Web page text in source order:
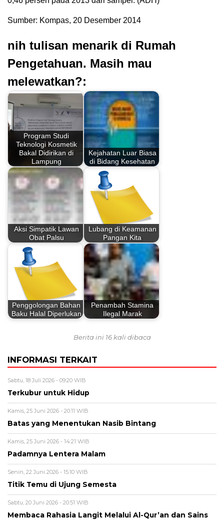
Sumber: Kompas, 20 Desember 2014
nih tulisan menarik di Rumah
Pengetahuan. Masih mau
melewatkan?:
Program Studi
Teknologi Kosmetik
Bakal Didirikan di
Lampung
Kejahatan Luar Biasa
di Bidang Kesehatan
Aksi Simpatik Lawan
Obat Palsu
Lubang di Keamanan
Pangan Kita
Penggolongan Bahan
Baku Halal Diperlukan
Penambah Stamina
Ilegal Marak
Berita ini 16 kali dibaca
INFORMASI TERKAIT
Sabtu, 18 Juli 2026 - 09:20 WIB
Terkubur untuk Hidup
Kamis, 25 Juni 2026 - 20:11 WIB
Batas yang Menentukan Nasib Bintang
Kamis, 25 Juni 2026 - 14:21 WIB
Padamnya Lentera Malam
Senin, 22 Juni 2026 - 15:10 WIB
Titik Temu di Ujung Semesta
Sabtu, 20 Juni 2026 - 20:51 WIB
Membaca Rahasia Langit Melalui Al-Qur’an dan Sains